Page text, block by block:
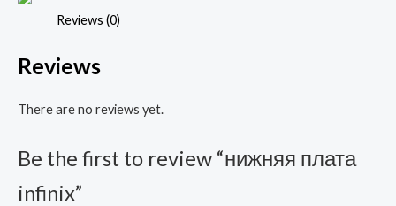
Reviews (0)
Reviews
There are no reviews yet.
Be the first to review “нижняя плата
infinix”